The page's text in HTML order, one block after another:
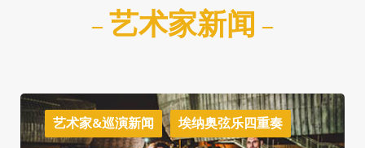
艺术家新闻
艺术家&巡演新闻 埃纳奥弦乐四重奏